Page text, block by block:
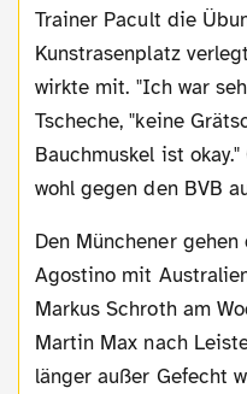
Trainer Pacult die
Kunstrasenplatz
wirkte mit. "Ich war
Tscheche, "keine
Bauchmuskel ist
wohl gegen den BVB
Den Münchener gehen die Stürmer aus! Paul
Agostino mit
Markus Schroth am
Martin Max nach
länger außer Gefecht